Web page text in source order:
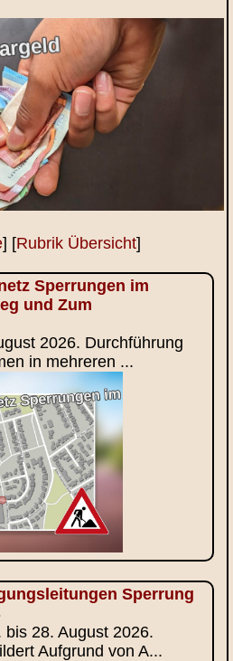
] [Rubrik Übersicht]
Sperrungen im
und Zum
2026. Durchführung
in mehreren ...
Sperrung
28. August 2026.
Aufgrund von A...